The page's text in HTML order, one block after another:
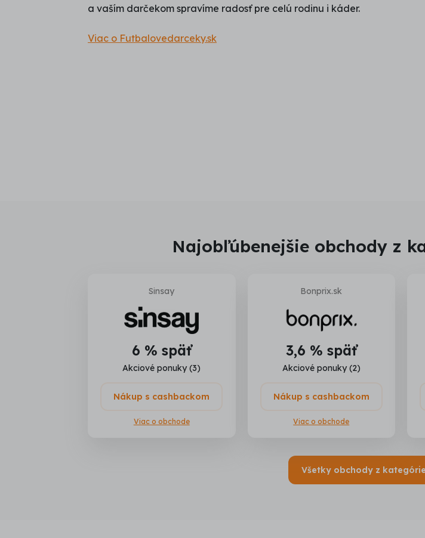
a vaším darčekom spravíme radosť pre celú rodinu i káder.
Viac o Futbalovedarceky.sk
Najobľúbenejšie obchody z
Sinsay
6 % späť
Akciové ponuky (3)
Nákup s cashbackom
Viac o obchode
Bonprix.sk
3,6 % späť
Akciové ponuky (2)
Nákup s cashbackom
Viac o obchode
Všetky obchody z